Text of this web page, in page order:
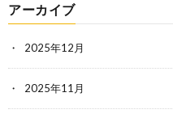
アーカイブ
2025年12月
2025年11月